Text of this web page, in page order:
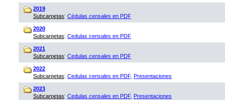
2019
Subcarpetas: Cédulas censales en PDF
2020
Subcarpetas: Cedulas censales en PDF
2021
Subcarpetas: Cedulas censales en PDF
2022
Subcarpetas: Cedulas censales en PDF, Presentaciones
2023
Subcarpetas: Cedulas censales en PDF, Presentaciones